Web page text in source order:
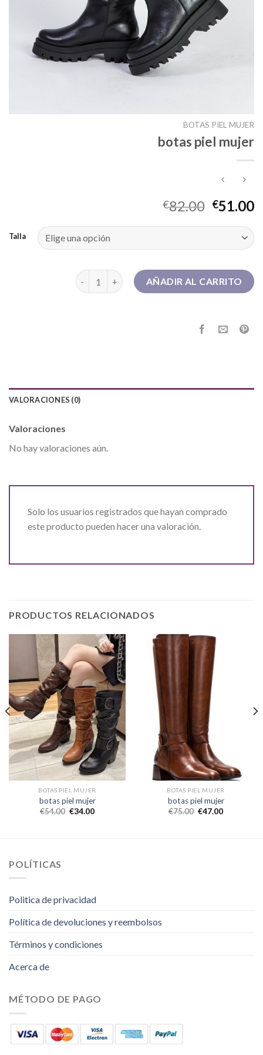
BOTAS PIEL MUJER
botas piel mujer
€82.00 €51.00
Talla
botas piel mujer cantidadAÑADIR AL CARRITO
VALORACIONES (0)
Valoraciones
No hay valoraciones aún.
Solo los usuarios registrados que hayan comprado
este producto pueden hacer una valoración.
PRODUCTOS RELACIONADOS
BOTAS PIEL MUJER
botas piel mujer
€54.00 €34.00
BOTAS PIEL MUJER
botas piel mujer
€75.00 €47.00
POLÍTICAS
Politica de privacidad
Política de devoluciones y reembolsos
Términos y condiciones
Acerca de
MÉTODO DE PAGO